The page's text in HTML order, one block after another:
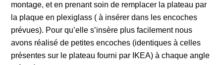
montage, et en prenant soin de remplacer la plateau par
la plaque en plexiglass ( à insérer dans les encoches
prévues). Pour qu’elle s’insère plus facilement nous
avons réalisé de petites encoches (identiques à celles
présentes sur le plateau fourni par IKEA) à chaque angle